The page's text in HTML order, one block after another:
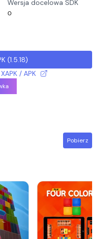
Wersja docelowa SDK
0
(1.5.18)
/ APK
Pobierz